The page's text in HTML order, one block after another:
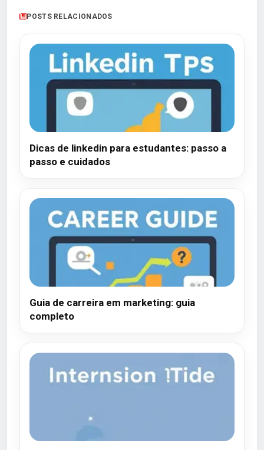
POSTS RELACIONADOS
Dicas de linkedin para estudantes: passo a
passo e cuidados
Guia de carreira em marketing: guia
completo